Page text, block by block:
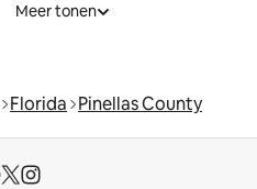
Meer tonen
Florida Pinellas County